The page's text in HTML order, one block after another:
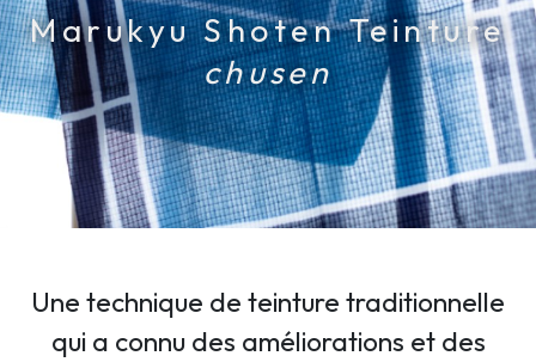
Marukyu Shoten Teinture
chusen
Une technique de teinture traditionnelle
qui a connu des améliorations et des